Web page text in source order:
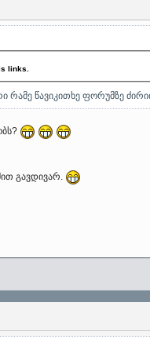
links.
რამე წავიკითხე ფორუმზე
გავდივარ.